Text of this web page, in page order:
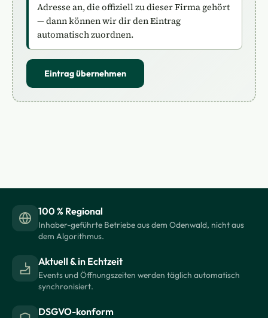
Adresse an, die offiziell zu dieser Firma gehört
— dann können wir dir den Eintrag
automatisch zuordnen.
Eintrag übernehmen
100 % Regional
Inhaber-geführte Betriebe aus dem Odenwald, nicht aus
dem Algorithmus.
Aktuell & in Echtzeit
Events und Öffnungszeiten werden täglich automatisch
synchronisiert.
DSGVO-konform